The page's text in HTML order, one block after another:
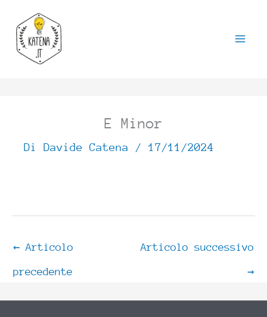
contenuto
E Minor
Di Davide Catena / 17/11/2024
← Articolo
precedente
Articolo successivo
→